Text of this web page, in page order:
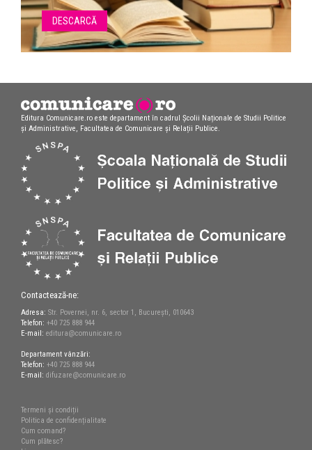
DESCARCĂ
Editura Comunicare.ro este departament în cadrul Școlii Naționale de Studii Politice
și Administrative, Facultatea de Comunicare și Relații Publice.
Contactează-ne:
Adresa: Str. Povernei, nr. 6, sector 1, București, 010643
Telefon: +40 725 888 944
E-mail: editura@comunicare.ro
Departament vânzări:
Telefon: +40 725 888 944
E-mail: difuzare@comunicare.ro
Termeni și condiții
Politica de confidențialitate
Cum comand?
Cum plătesc?